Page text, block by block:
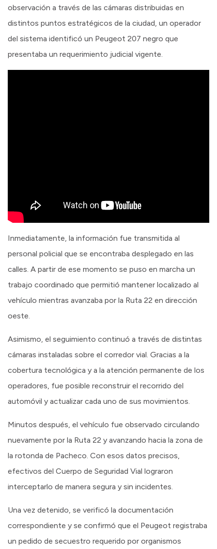
observación a través de las cámaras distribuidas en
distintos puntos estratégicos de la ciudad, un operador
del sistema identificó un Peugeot 207 negro que
presentaba un requerimiento judicial vigente.
Inmediatamente, la información fue transmitida al
personal policial que se encontraba desplegado en las
calles. A partir de ese momento se puso en marcha un
trabajo coordinado que permitió mantener localizado al
vehículo mientras avanzaba por la Ruta 22 en dirección
oeste.
Asimismo, el seguimiento continuó a través de distintas
cámaras instaladas sobre el corredor vial. Gracias a la
cobertura tecnológica y a la atención permanente de los
operadores, fue posible reconstruir el recorrido del
automóvil y actualizar cada uno de sus movimientos.
Minutos después, el vehículo fue observado circulando
nuevamente por la Ruta 22 y avanzando hacia la zona de
la rotonda de Pacheco. Con esos datos precisos,
efectivos del Cuerpo de Seguridad Vial lograron
interceptarlo de manera segura y sin incidentes.
Una vez detenido, se verificó la documentación
correspondiente y se confirmó que el Peugeot registraba
un pedido de secuestro requerido por organismos